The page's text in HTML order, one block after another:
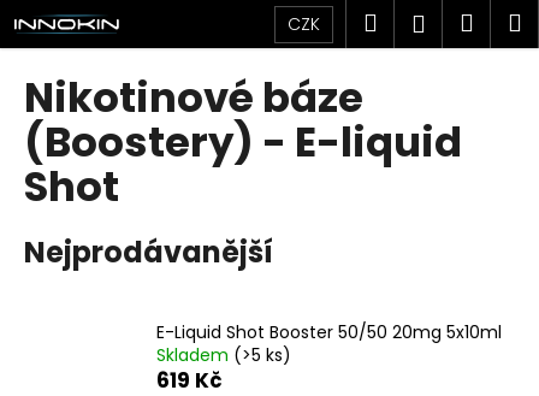
Přejít
na
obsah
CZK Hledat
Nikotinové báze
(Boostery) - E-liquid
Shot
Nejprodávanější
E-Liquid Shot Booster 50/50 20mg 5x10ml
Skladem (>5 ks)
619 Kč
K
o
C
o
p
t